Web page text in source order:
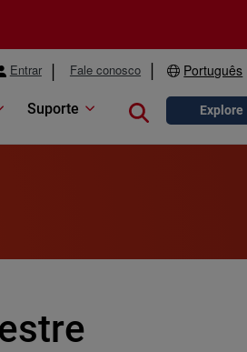
Entrar Fale conosco Português
Suporte Close search
Explore